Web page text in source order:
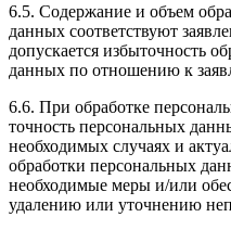
6.5. Содержание и объем
данных соответствуют
допускается избыточность
данных по отношению к
6.6. При обработке
точность персональных
необходимых случаях и
обработки персональных
необходимые меры и/или
удалению или уточнению